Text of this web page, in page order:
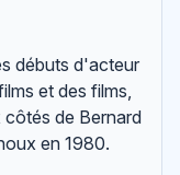
débuts d'acteur
et des films,
côtés de Bernard
en 1980.